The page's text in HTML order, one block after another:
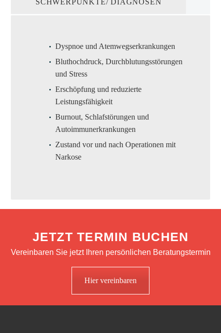
SCHWERPUNKTE/ DIAGNOSEN
Dyspnoe und Atemwegserkrankungen
Bluthochdruck, Durchblutungsstörungen
und Stress
Erschöpfung und reduzierte
Leistungsfähigkeit
Burnout, Schlafstörungen und
Autoimmunerkrankungen
Zustand vor und nach Operationen mit
Narkose
JETZT TERMIN BUCHEN
Vereinbaren Sie jetzt Ihren persönlichen Beratungstermin
Hier vereinbaren